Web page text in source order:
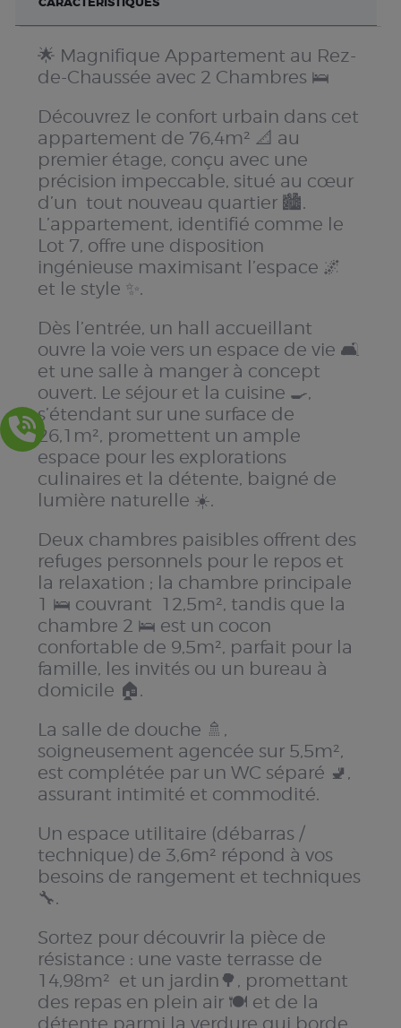
🌟 Magnifique Appartement au Rez-
de-Chaussée avec 2 Chambres 🛌
Découvrez le confort urbain dans cet
appartement de 76,4m² 📐 au
premier étage, conçu avec une
précision impeccable, situé au cœur
d’un tout nouveau quartier 🏙️.
L’appartement, identifié comme le
Lot 7, offre une disposition
ingénieuse maximisant l’espace 🌌
et le style ✨.
Dès l’entrée, un hall accueillant
ouvre la voie vers un espace de vie 🛋️
et une salle à manger à concept
ouvert. Le séjour et la cuisine 🍳,
s’étendant sur une surface de
26,1m², promettent un ample
espace pour les explorations
culinaires et la détente, baigné de
lumière naturelle ☀️.
Deux chambres paisibles offrent des
refuges personnels pour le repos et
la relaxation ; la chambre principale
1 🛌 couvrant 12,5m², tandis que la
chambre 2 🛌 est un cocon
confortable de 9,5m², parfait pour la
famille, les invités ou un bureau à
domicile 🏠.
La salle de douche 🚿,
soigneusement agencée sur 5,5m²,
est complétée par un WC séparé 🚽,
assurant intimité et commodité.
Un espace utilitaire (débarras /
technique) de 3,6m² répond à vos
besoins de rangement et techniques
🔧.
Sortez pour découvrir la pièce de
résistance : une vaste terrasse de
14,98m² et un jardin🌳, promettant
des repas en plein air 🍽️ et de la
détente parmi la verdure qui borde